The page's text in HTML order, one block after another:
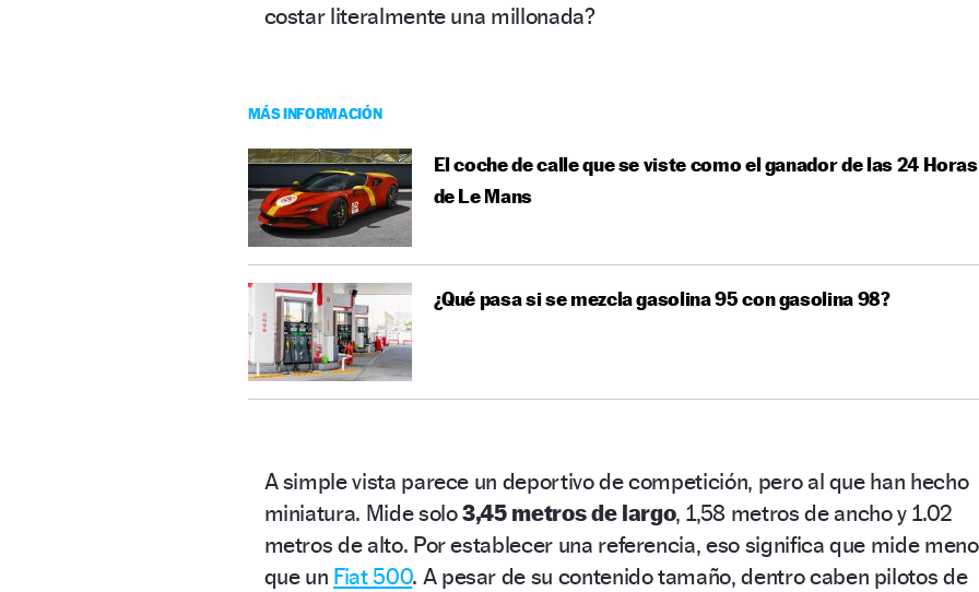
costar literalmente una millonada?
MÁS INFORMACIÓN
El coche de calle que se viste como el ganador de las 24 Horas
de Le Mans
¿Qué pasa si se mezcla gasolina 95 con gasolina 98?
A simple vista parece un deportivo de competición, pero al que han hecho
miniatura. Mide solo3,45 metros de largo, 1,58 metros de ancho y 1.02
metros de alto. Por establecer una referencia, eso significa que mide
que un Fiat 500. A pesar de su contenido tamaño, dentro caben pilotos de